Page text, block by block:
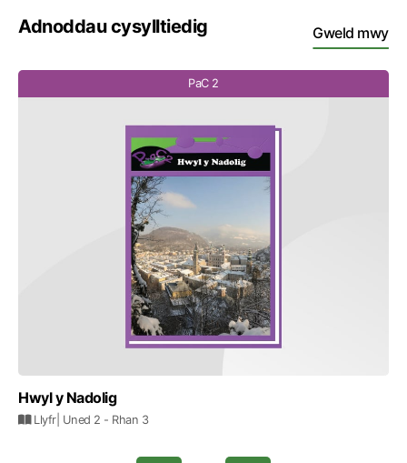
Adnoddau cysylltiedig Gweld mwy
PaC 2
Hwyl y Nadolig
Llyfr| Uned 2 - Rhan 3